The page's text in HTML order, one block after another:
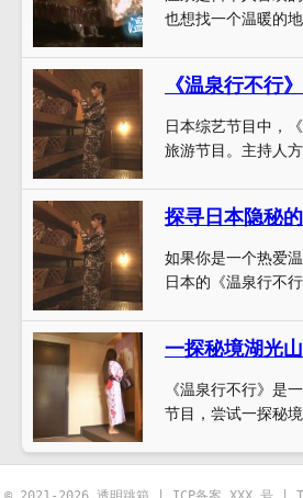
也想找一个温暖的地
日本综艺节目中，
旅游节目。主持人方
如果你是一个热爱
日本的《温泉行不行
《温泉行不行》是
节目，尝试一探秘境